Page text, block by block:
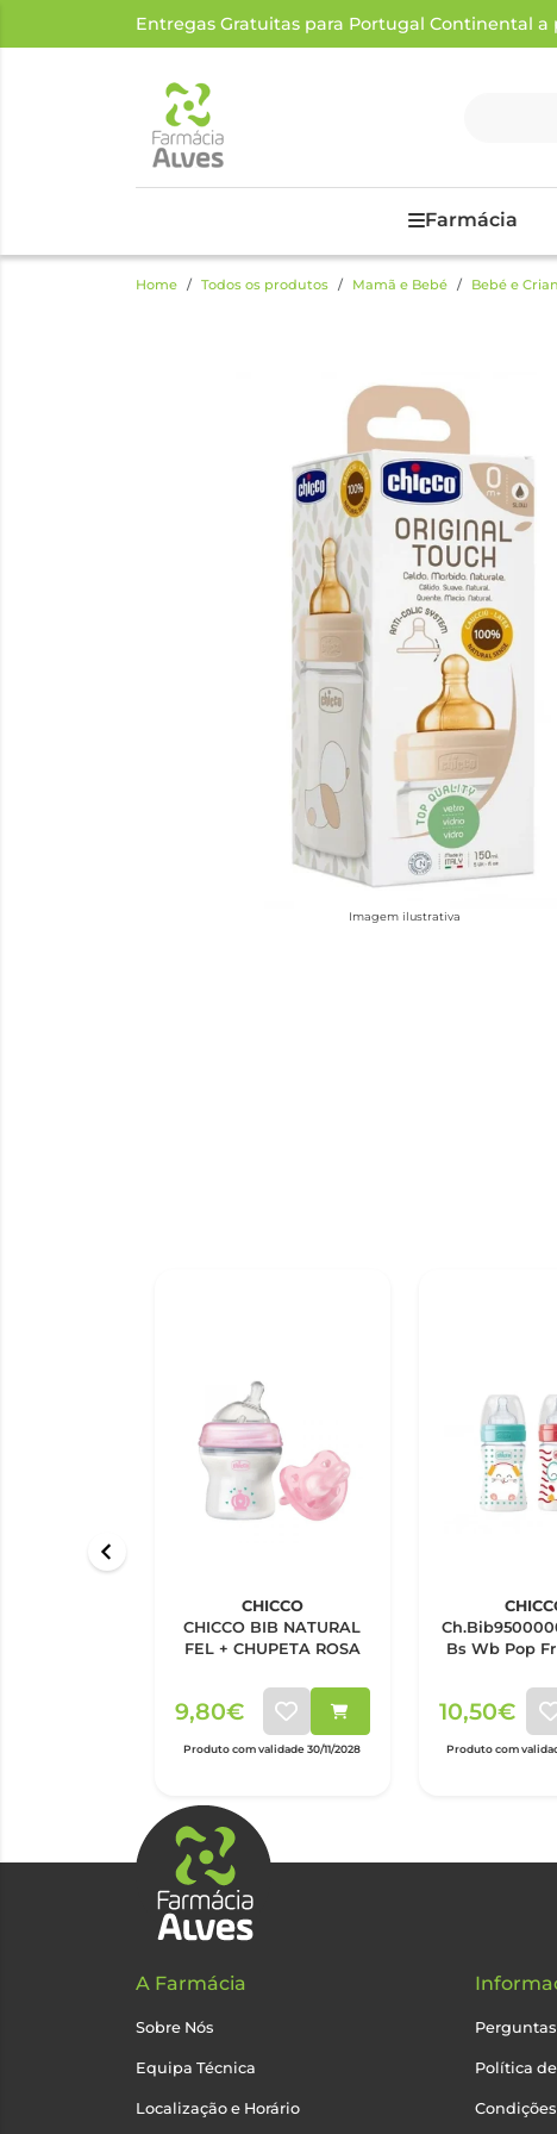
Entregas Gratuitas para Portugal Continental
Farmácia
Home Todos os produtos Mamã e Bebé Bebé e
Imagem ilustrativa
CHICCO
CHICCO BIB NATURAL
FEL + CHUPETA ROSA
9,80€
Produto com validade 30/11/2028
Bs Wb Pop
10,50€
Produto com
A Farmácia
Sobre Nós
Equipa Técnica
Localização e Horário
Política